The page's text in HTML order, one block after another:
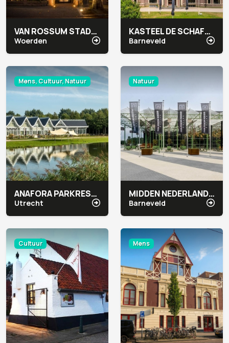
VAN ROSSUM STADSHOTEL
Woerden
KASTEEL DE SCHAFFELAAR
Barneveld
Mens, Cultuur, Natuur
ANAFORA PARKRESTAURANT & EVENTS
Utrecht
Natuur
MIDDEN NEDERLAND HALLEN
Barneveld
Cultuur Mens